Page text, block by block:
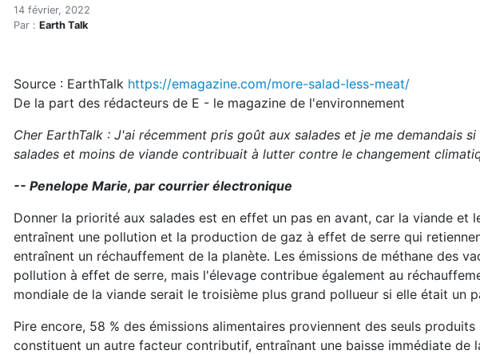
Accueil
Articles
Manger moins de viande, c'est bon pour le climat
Manger moins de viande, c'est bon
14 février, 2022
Par : Earth Talk
Source : EarthTalk https://emagazine.com/more-salad-less-meat/
De la part des rédacteurs de E - le magazine de l'environnement
Cher EarthTalk : J'ai récemment pris goût aux salades et je me demandais
salades et moins de viande contribuait à lutter contre le changement
-- Penelope Marie, par courrier électronique
Donner la priorité aux salades est en effet un pas en avant, car la viande et
entraînent une pollution et la production de gaz à effet de serre qui
entraînent un réchauffement de la planète. Les émissions de méthane des
pollution à effet de serre, mais l'élevage contribue également au
mondiale de la viande serait le troisième plus grand pollueur si elle était un
Pire encore, 58 % des émissions alimentaires proviennent des seuls
constituent un autre facteur contributif, entraînant une baisse immédiate